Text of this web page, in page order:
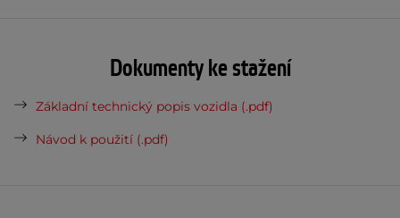
Dokumenty ke stažení
Základní technický popis vozidla (.pdf)
Návod k použití (.pdf)